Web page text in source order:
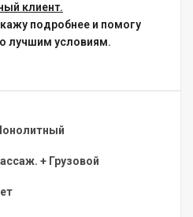
клиент.
подробнее и помогу
лучшим условиям.
+ Грузовой